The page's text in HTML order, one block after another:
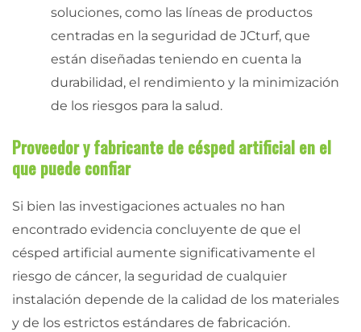
soluciones, como las líneas de productos
centradas en la seguridad de JCturf, que
están diseñadas teniendo en cuenta la
durabilidad, el rendimiento y la minimización
de los riesgos para la salud.
Proveedor y fabricante de césped artificial en el
que puede confiar
Si bien las investigaciones actuales no han
encontrado evidencia concluyente de que el
césped artificial aumente significativamente el
riesgo de cáncer, la seguridad de cualquier
instalación depende de la calidad de los materiales
y de los estrictos estándares de fabricación.